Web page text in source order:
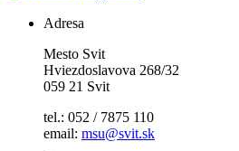
Adresa
Mesto Svit
Hviezdoslavova 268/32
059 21 Svit
tel.: 052 / 7875 110
email: msu@svit.sk